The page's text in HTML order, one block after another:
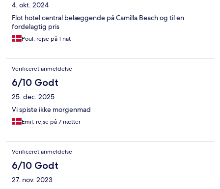
4. okt. 2024
Flot hotel central belæggende på Camilla Beach og til en
fordelagtig pris
Poul, rejse på 1 nat
Verificeret anmeldelse
6/10 Godt
25. dec. 2025
Vi spiste ikke morgenmad
Emil, rejse på 7 nætter
Verificeret anmeldelse
6/10 Godt
27. nov. 2023